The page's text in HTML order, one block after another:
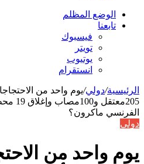
الوضع المظلم
تابعنا
فيسبوك
تويتر
يوتيوب
انستقرام
الرئيسية/دولي/يوم واحد من
الفرنسي ماكرون؟
دولي
يوم واحد من